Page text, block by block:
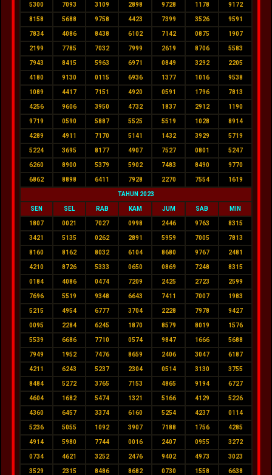
5300 7093 3109 2898 9728 1178 9172
8158 5688 9758 4423 7399 3526 9591
7834 4086 8438 6102 7142 0875 1907
2199 7785 7032 7999 2619 8706 5583
7943 8415 5963 6971 0849 3292 2205
4180 9130 0115 6936 1377 1016 9538
1089 4417 7151 4920 0591 1796 7813
4256 9606 3950 4732 1837 2912 1190
9719 0590 5887 5525 5519 1028 8914
4289 4911 7170 5141 1432 3929 5719
5224 3695 8177 4907 7527 0801 5247
6260 8900 5379 5902 7483 8490 9770
6862 8898 6411 7928 2270 7554 1619
TAHUN 2023
SEN SEL RAB KAM JUM SAB MIN
1807 0021 7027 0998 2446 9763 8315
3421 5135 0262 2891 5959 7005 7813
8160 8162 8032 6104 8680 9767 2481
4210 8726 5333 0650 0869 7248 8315
0184 4086 0474 7209 2425 2723 2599
7696 5519 9348 6643 7411 7007 1983
5215 4954 6777 3704 2228 7978 9427
0095 2284 6245 1870 8579 8019 1576
5539 6686 7710 0574 9847 1666 5688
7949 1952 7476 8659 2406 3047 6187
4211 6243 5237 2304 0514 3130 3755
8484 5272 3765 7153 4865 9194 6727
4604 1682 5474 1321 5166 4129 5226
4360 6457 3374 6160 5254 4237 0114
5236 5055 1092 3907 7188 1756 4285
4914 5980 7744 0016 2407 0955 3272
0734 4621 3252 2476 9402 4973 3023
3529 2315 8486 8682 0730 1558 6638